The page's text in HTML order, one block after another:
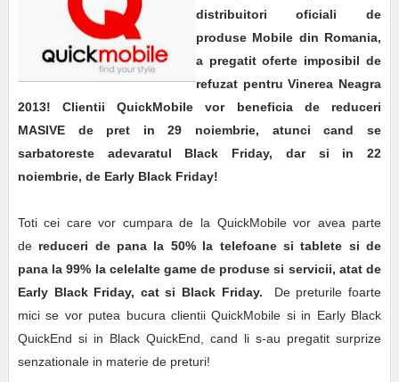
distribuitori oficiali de
produse Mobile din Romania,
a pregatit oferte imposibil de
refuzat pentru Vinerea Neagra
2013! Clientii QuickMobile vor beneficia de reduceri
MASIVE de pret in 29 noiembrie, atunci cand se
sarbatoreste adevaratul Black Friday, dar si in 22
noiembrie, de Early Black Friday!
Toti cei care vor cumpara de la QuickMobile vor avea parte
dereduceri de pana la 50% la telefoane si tablete si de
pana la 99% la celelalte game de produse si servicii, atat de
Early Black Friday, cat si Black Friday.
De preturile foarte
mici se vor putea bucura clientii QuickMobile si in Early Black
QuickEnd si in Black QuickEnd, cand li s-au pregatit surprize
senzationale in materie de preturi!